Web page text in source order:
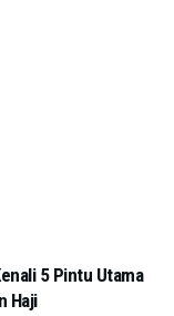
5 Pintu Utama
Haji